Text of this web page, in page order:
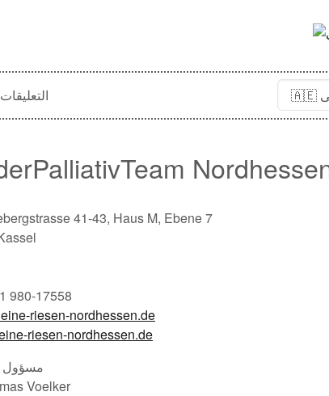
التعليقات
41-43, Haus M, Ebene 7
980-17558
riesen-nordhessen.de
riesen-nordhessen.de
مسؤول
Voelker